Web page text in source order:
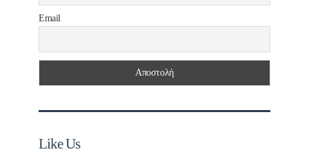
Email
Like Us